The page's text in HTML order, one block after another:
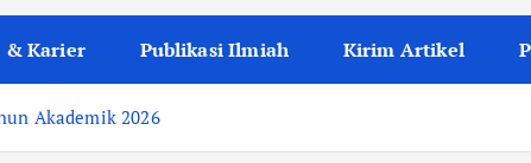
& Karier Publikasi Ilmiah Kirim Artikel
Akademik 2026